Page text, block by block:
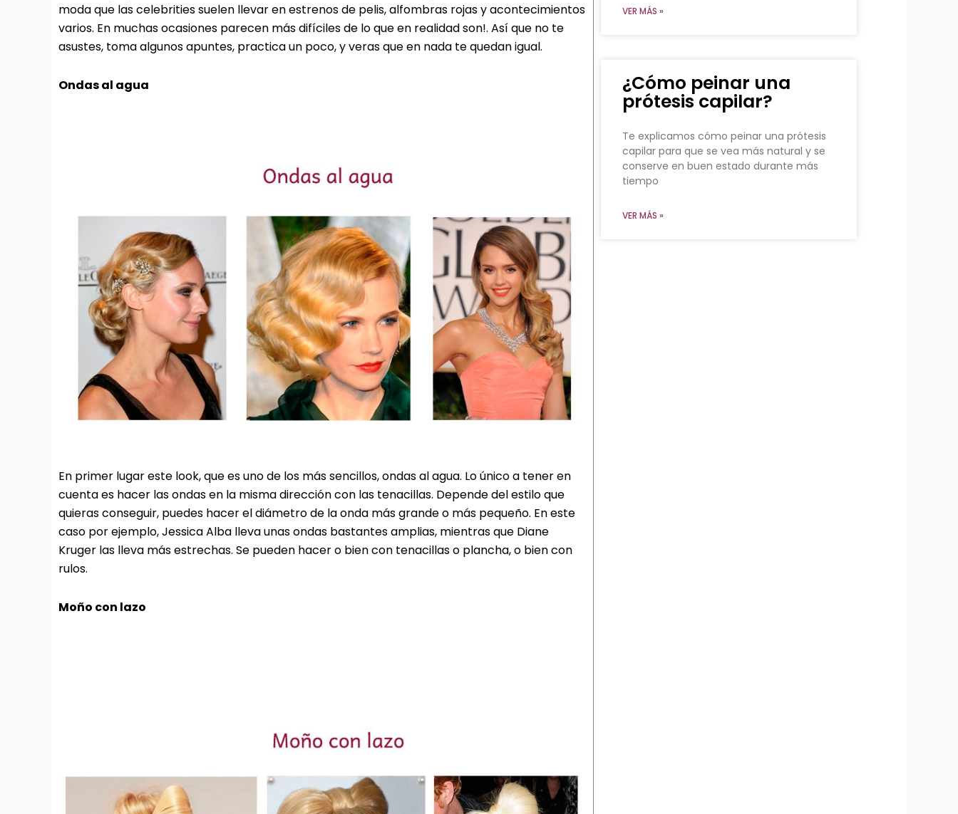
moda que las celebrities suelen llevar en estrenos de pelis, alfombras rojas y acontecimientos
varios. En muchas ocasiones parecen más difíciles de lo que en realidad son!. Así que no te
asustes, toma algunos apuntes, practica un poco, y veras que en nada te quedan igual.
Ondas al agua
En primer lugar este look, que es uno de los más sencillos, ondas al agua. Lo único a tener en
cuenta es hacer las ondas en la misma dirección con las tenacillas. Depende del estilo que
quieras conseguir, puedes hacer el diámetro de la onda más grande o más pequeño. En este
caso por ejemplo, Jessica Alba lleva unas ondas bastantes amplias, mientras que Diane
Kruger las lleva más estrechas. Se pueden hacer o bien con tenacillas o plancha, o bien con
rulos.
Moño con lazo
VER MÁS »
¿Cómo peinar una
prótesis capilar?
Te explicamos cómo peinar una prótesis
capilar para que se vea más natural y se
conserve en buen estado durante más
tiempo
VER MÁS »